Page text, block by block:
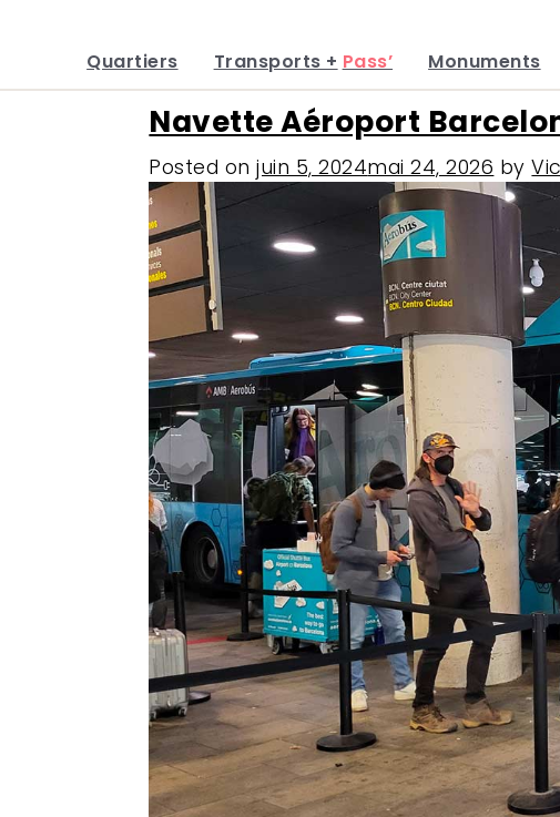
Quartiers Transports + Pass’ Monuments
Navette Aéroport
Posted onjuin 5, 2024mai 24, 2026 by